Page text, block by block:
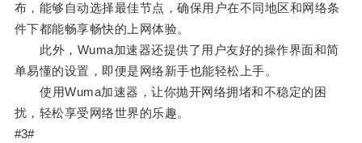
布，能够自动选择最佳节点，确保用户在不同地区和网络条
件下都能畅享畅快的上网体验。
此外，Wuma加速器还提供了用户友好的操作界面和简
单易懂的设置，即便是网络新手也能轻松上手。
使用Wuma加速器，让你抛开网络拥堵和不稳定的困
扰，轻松享受网络世界的乐趣。
#3#